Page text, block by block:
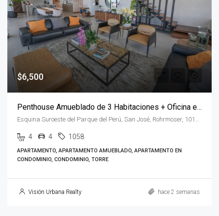
$6,500
Penthouse Amueblado de 3 Habitaciones + Oficina en AIRE Nunciatura
4 4 1058
APARTAMENTO, APARTAMENTO AMUEBLADO, APARTAMENTO EN
CONDOMINIO, CONDOMINIO, TORRE
Visión Urbana Realty hace 2 semanas